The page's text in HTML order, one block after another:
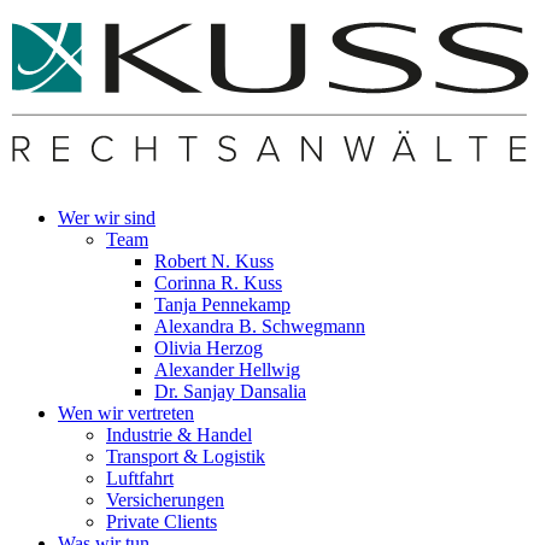
Wer wir sind
Team
Robert N. Kuss
Corinna R. Kuss
Tanja Pennekamp
Alexandra B. Schwegmann
Olivia Herzog
Alexander Hellwig
Dr. Sanjay Dansalia
Wen wir vertreten
Industrie & Handel
Transport & Logistik
Luftfahrt
Versicherungen
Private Clients